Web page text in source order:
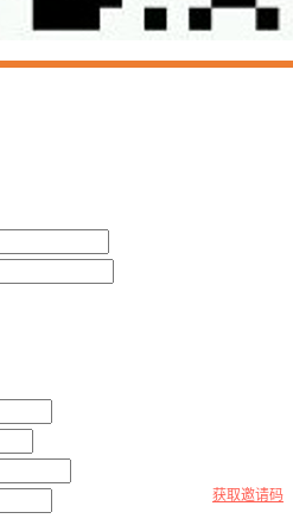
获取邀请码